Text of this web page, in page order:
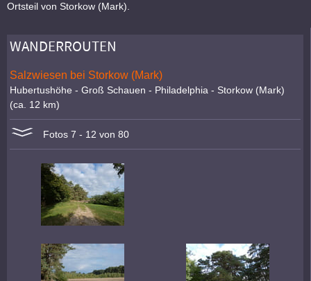
Ortsteil von Storkow (Mark).
WANDERROUTEN
Salzwiesen bei Storkow (Mark)
Hubertushöhe - Groß Schauen - Philadelphia - Storkow (Mark)
(ca. 12 km)
Fotos 7 - 12 von 80